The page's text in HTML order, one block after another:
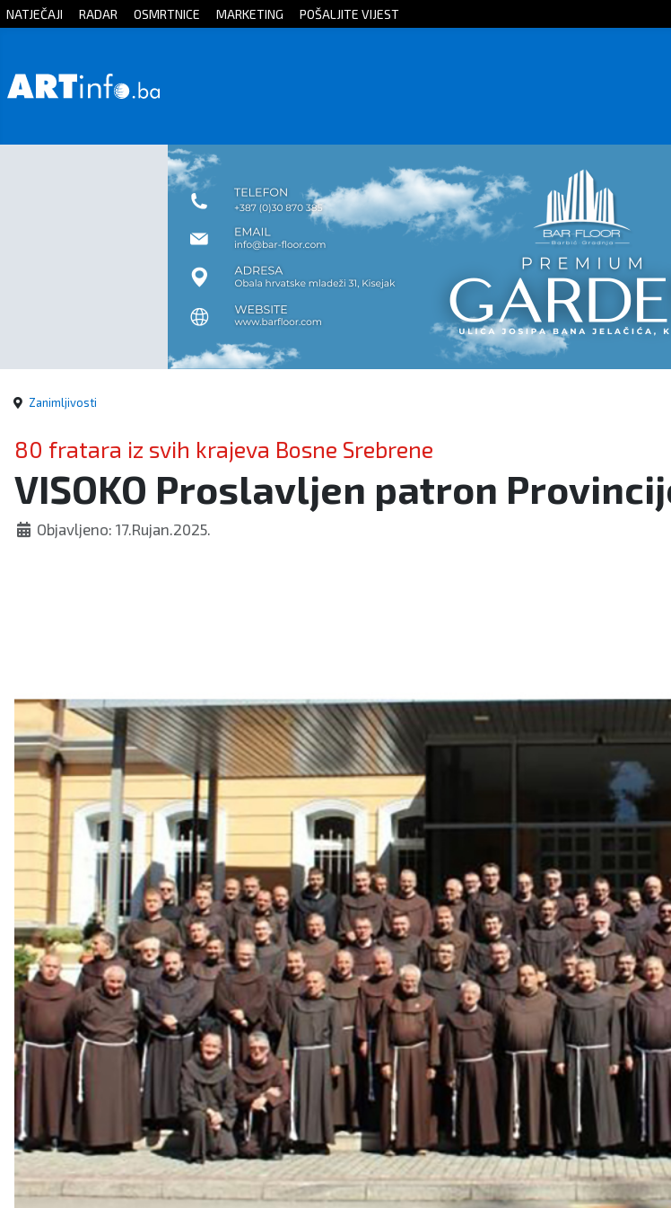
Početna
Zanimljivosti
NATJEČAJI RADAR OSMRTNICE MARKETING POŠALJITE VIJEST
Zanimljivosti
80 fratara iz svih krajeva Bosne Srebrene
VISOKO Proslavljen patron
Objavljeno: 17.Rujan.2025.